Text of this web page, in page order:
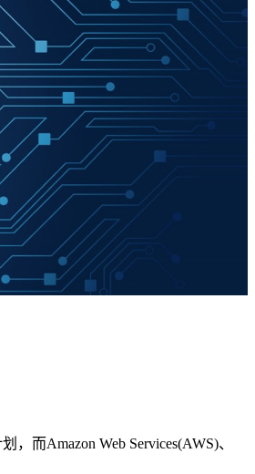
而Amazon Web Services(AWS)、